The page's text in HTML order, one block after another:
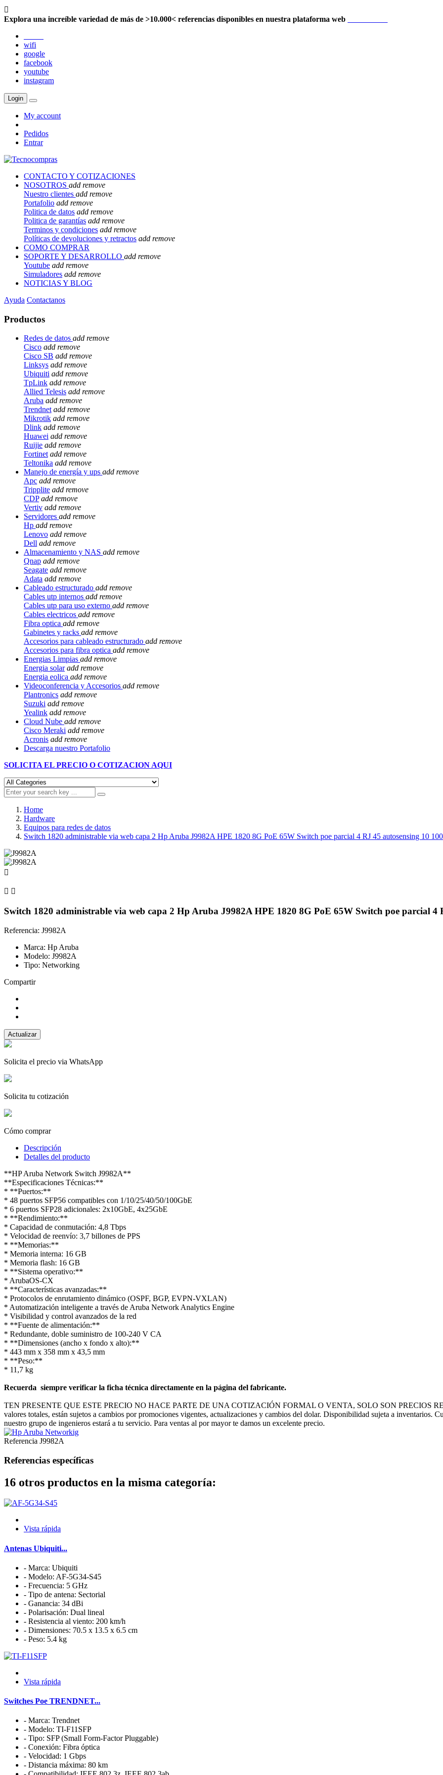

Explora una increíble variedad de más de >10.000< referencias disponibles en nuestra plataforma web
wifi
google
facebook
youtube
instagram
Login
My account
Pedidos
Entrar
CONTACTO Y COTIZACIONES
NOSOTROS add remove
Nuestro clientes add remove
Portafolio add remove
Politica de datos add remove
Politica de garantías add remove
Terminos y condiciones add remove
Políticas de devoluciones y retractos add remove
COMO COMPRAR
SOPORTE Y DESARROLLO add remove
Youtube add remove
Simuladores add remove
NOTICIAS Y BLOG
Ayuda Contactanos
Productos
Redes de datos add remove
Cisco add remove
Cisco SB add remove
Linksys add remove
Ubiquiti add remove
TpLink add remove
Allied Telesis add remove
Aruba add remove
Trendnet add remove
Mikrotik add remove
Dlink add remove
Huawei add remove
Ruijie add remove
Fortinet add remove
Teltonika add remove
Manejo de energía y ups add remove
Apc add remove
Tripplite add remove
CDP add remove
Vertiv add remove
Servidores add remove
Hp add remove
Lenovo add remove
Dell add remove
Almacenamiento y NAS add remove
Qnap add remove
Seagate add remove
Adata add remove
Cableado estructurado add remove
Cables utp internos add remove
Cables utp para uso externo add remove
Cables electricos add remove
Fibra optica add remove
Gabinetes y racks add remove
Accesorios para cableado estructurado add remove
Accesorios para fibra optica add remove
Energias Limpias add remove
Energia solar add remove
Energia eolica add remove
Videoconferencia y Accesorios add remove
Plantronics add remove
Suzuki add remove
Yealink add remove
Cloud Nube add remove
Cisco Meraki add remove
Acronis add remove
Descarga nuestro Portafolio
SOLICITA EL PRECIO O COTIZACION AQUI
Home
Hardware
Equipos para redes de datos
Switch 1820 administrable via web capa 2 Hp Aruba J9982A HPE 1820 8G PoE 65W Switch poe parcial 4 RJ 45 autosensing 10

 
Switch 1820 administrable via web capa 2 Hp Aruba J9982A HPE 1820 8G PoE 65W Switch poe parcial 4
Referencia: J9982A
Marca: Hp Aruba
Modelo: J9982A
Tipo: Networking
Compartir
Solicita el precio via WhatsApp
Solicita tu cotización
Cómo comprar
Descripción
Detalles del producto
**HP Aruba Network Switch J9982A**
**Especificaciones Técnicas:**
* **Puertos:**
* 48 puertos SFP56 compatibles con 1/10/25/40/50/100GbE
* 6 puertos SFP28 adicionales: 2x10GbE, 4x25GbE
* **Rendimiento:**
* Capacidad de conmutación: 4,8 Tbps
* Velocidad de reenvío: 3,7 billones de PPS
* **Memorias:**
* Memoria interna: 16 GB
* Memoria flash: 16 GB
* **Sistema operativo:**
* ArubaOS-CX
* **Características avanzadas:**
* Protocolos de enrutamiento dinámico (OSPF, BGP, EVPN-VXLAN)
* Automatización inteligente a través de Aruba Network Analytics Engine
* Visibilidad y control avanzados de la red
* **Fuente de alimentación:**
* Redundante, doble suministro de 100-240 V CA
* **Dimensiones (ancho x fondo x alto):**
* 443 mm x 358 mm x 43,5 mm
* **Peso:**
* 11,7 kg
Recuerda siempre verificar la ficha técnica directamente en la página del fabricante.
TEN PRESENTE QUE ESTE PRECIO NO HACE PARTE DE UNA COTIZACIÓN FORMAL O VENTA, SOLO SON PRECIOS
valores totales, están sujetos a cambios por promociones vigentes, actualizaciones y cambios del dolar. Disponibilidad sujeta a inventarios.
nuestro grupo de ingenieros estará a tu servicio. Para ventas al por mayor te damos un excelente precio.
Referencia J9982A
Referencias específicas
16 otros productos en la misma categoría:
Vista rápida
Antenas Ubiquiti...
- Marca: Ubiquiti
- Modelo: AF-5G34-S45
- Frecuencia: 5 GHz
- Tipo de antena: Sectorial
- Ganancia: 34 dBi
- Polarisación: Dual lineal
- Resistencia al viento: 200 km/h
- Dimensiones: 70.5 x 13.5 x 6.5 cm
- Peso: 5.4 kg
Vista rápida
Switches Poe TRENDNET...
- Marca: Trendnet
- Modelo: TI-F11SFP
- Tipo: SFP (Small Form-Factor Pluggable)
- Conexión: Fibra óptica
- Velocidad: 1 Gbps
- Distancia máxima: 80 km